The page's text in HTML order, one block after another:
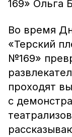
169» Ольга
Во время
«Терский
№169»
проходят
с